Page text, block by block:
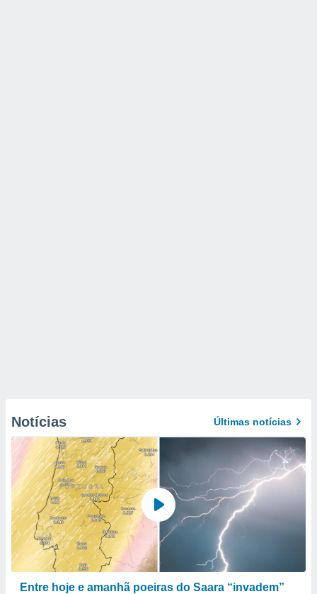
Notícias Últimas notícias
Entre hoje e amanhã poeiras do Saara “invadem”